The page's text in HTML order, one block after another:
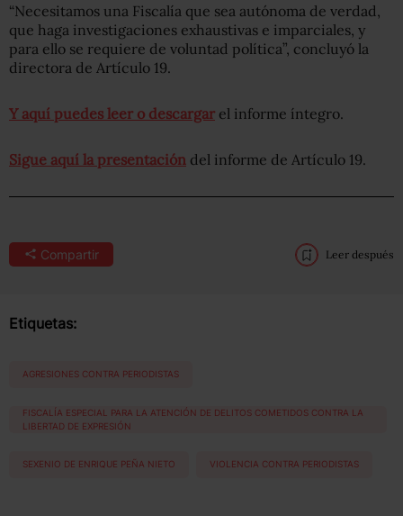
“Necesitamos una Fiscalía que sea autónoma de verdad,
que haga investigaciones exhaustivas e imparciales, y
para ello se requiere de voluntad política”, concluyó la
directora de Artículo 19.
Y aquí puedes leer o descargar el informe íntegro.
Sigue aquí la presentación del informe de Artículo 19.
Compartir Leer después
Etiquetas:
AGRESIONES CONTRA PERIODISTAS
FISCALÍA ESPECIAL PARA LA ATENCIÓN DE DELITOS COMETIDOS CONTRA LA
LIBERTAD DE EXPRESIÓN
SEXENIO DE ENRIQUE PEÑA NIETO VIOLENCIA CONTRA PERIODISTAS